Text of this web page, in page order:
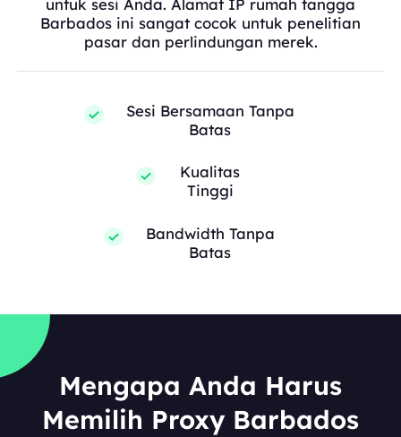
untuk sesi Anda. Alamat IP rumah tangga
Barbados ini sangat cocok untuk penelitian
pasar dan perlindungan merek.
Sesi Bersamaan Tanpa
Batas
Kualitas
Tinggi
Bandwidth Tanpa
Batas
Mengapa Anda Harus
Memilih Proxy Barbados